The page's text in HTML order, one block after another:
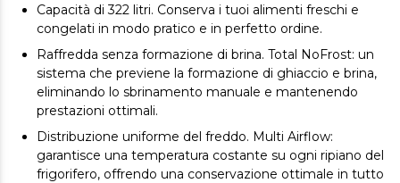
Capacità di 322 litri. Conserva i tuoi alimenti freschi e
congelati in modo pratico e in perfetto ordine.
Raffredda senza formazione di brina. Total NoFrost: un
sistema che previene la formazione di ghiaccio e brina,
eliminando lo sbrinamento manuale e mantenendo
prestazioni ottimali.
Distribuzione uniforme del freddo. Multi Airflow:
garantisce una temperatura costante su ogni ripiano del
frigorifero, offrendo una conservazione ottimale in tutto